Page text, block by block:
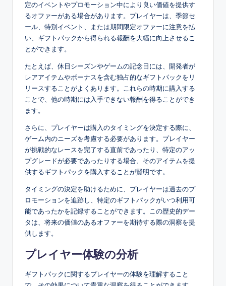
定のイベントやプロモーション中により良い価値を提供す
るオファーがある場合があります。プレイヤーは、季節セ
ール、特別イベント、または期間限定オファーに注意を払
い、ギフトパックから得られる報酬を大幅に向上させるこ
とができます。
たとえば、休日シーズンやゲームの記念日には、開発者が
レアアイテムやボーナスを含む独占的なギフトパックをリ
リースすることがよくあります。これらの時期に購入する
ことで、他の時期には入手できない報酬を得ることができ
ます。
さらに、プレイヤーは購入のタイミングを決定する際に、
ゲーム内のニーズを考慮する必要があります。プレイヤー
が挑戦的なレースを完了する直前であったり、特定のアッ
プグレードが必要であったりする場合、そのアイテムを提
供するギフトパックを購入することが賢明です。
タイミングの決定を助けるために、プレイヤーは過去のプ
ロモーションを追跡し、特定のギフトパックがいつ利用可
能であったかを記録することができます。この歴史的デー
タは、将来の価値のあるオファーを期待する際の洞察を提
供します。
プレイヤー体験の分析
ギフトパックに関するプレイヤーの体験を理解すること